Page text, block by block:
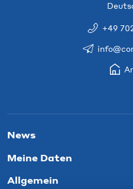
+49
News
Meine Daten
Allgemein